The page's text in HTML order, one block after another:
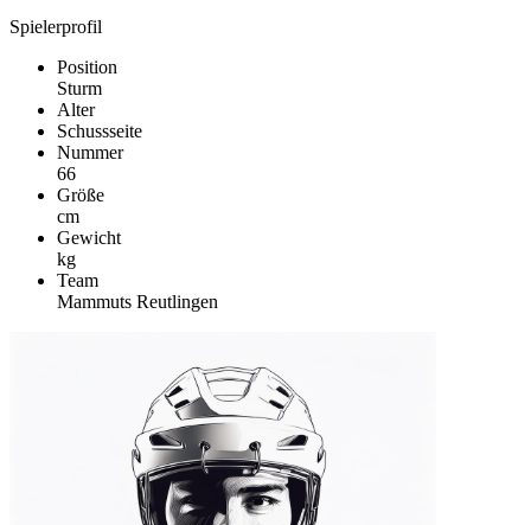
Spielerprofil
Position
Sturm
Alter
Schussseite
Nummer
66
Größe
cm
Gewicht
kg
Team
Mammuts Reutlingen